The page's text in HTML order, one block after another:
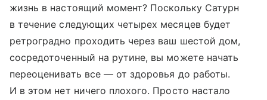
жизнь в настоящий момент? Поскольку Сатурн
в течение следующих четырех месяцев будет
ретроградно проходить через ваш шестой дом,
сосредоточенный на рутине, вы можете начать
переоценивать все — от здоровья до работы.
И в этом нет ничего плохого. Просто настало